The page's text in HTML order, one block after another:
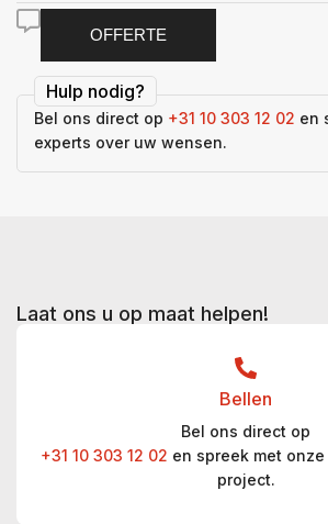
OFFERTE
Hulp nodig?
Bel ons direct op +31 10 303 12 02 en
experts over uw wensen.
Laat ons u op maat helpen!
Bellen
Bel ons direct op
+31 10 303 12 02 en spreek met
project.